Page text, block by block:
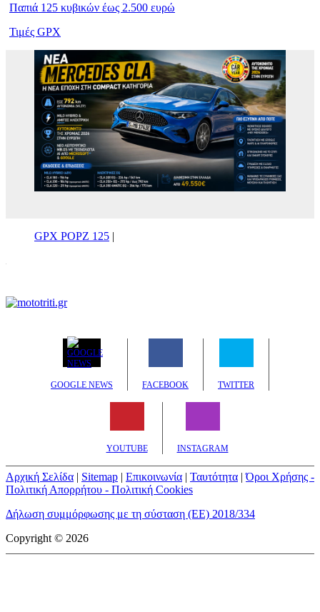
Παπιά 125 κυβικών έως 2.500 ευρώ
Τιμές GPX
GPX POPZ 125 |
GOOGLE NEWS FACEBOOK TWITTER
YOUTUBE INSTAGRAM
Αρχική Σελίδα | Sitemap | Επικοινωνία | Ταυτότητα |Όροι Χρήσης -
Πολιτική Απορρήτου - Πολιτική Cookies
Δήλωση συμμόρφωσης με τη σύσταση (ΕΕ) 2018/334
Copyright © 2026